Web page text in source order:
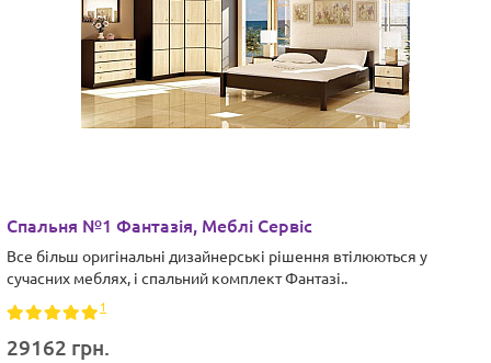
Спальня №1 Фантазія, Меблі Сервіс
Все більш оригінальні дизайнерські рішення втілюються у
сучасних меблях, і спальний комплект Фантазі..
1
29162 грн.